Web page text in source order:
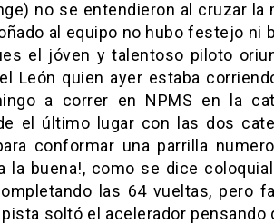
no se entendieron al cruzar la
al equipo no hubo festejo ni
el jóven y talentoso piloto
León quien ayer estaba
a correr en NPMS en la
el último lugar con las dos
conformar una parrilla
la buena!, como se dice
las 64 vueltas, pero
soltó el acelerador pensando